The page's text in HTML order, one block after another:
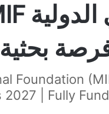
Foundation
2027 | Fully